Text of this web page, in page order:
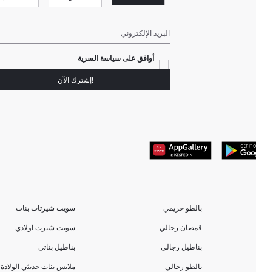
البريد الإلكتروني
أوافق على سياسة السرية
!إشترك الآن
بالطو حريمي
قمصان رجالي
بناطيل رجالي
بالطو رجالي
سويت شيرتات بنات
سويت شيرت اولادي
بناطيل بناتي
ملابس بنات حديثي الولادة